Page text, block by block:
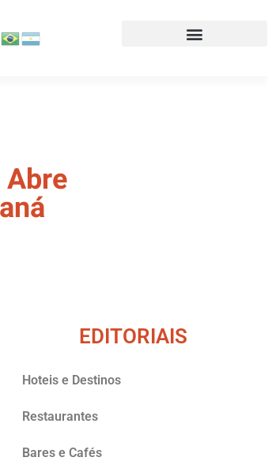
EDITORIAIS
Hoteis e Destinos
Restaurantes
Bares e Cafés